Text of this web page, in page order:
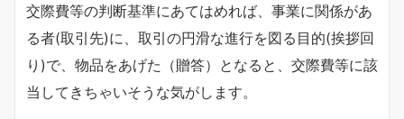
交際費等の判断基準にあてはめれば、事業に関係があ
る者(取引先)に、取引の円滑な進行を図る目的(挨拶回
り)で、物品をあげた（贈答）となると、交際費等に該
当してきちゃいそうな気がします。